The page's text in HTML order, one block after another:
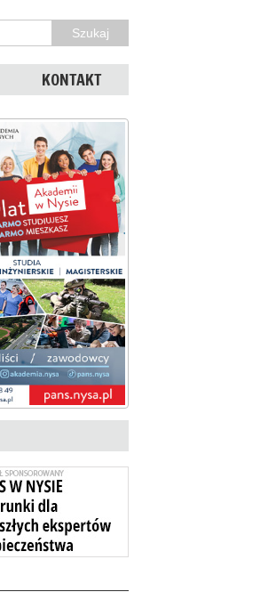
KONTAKT